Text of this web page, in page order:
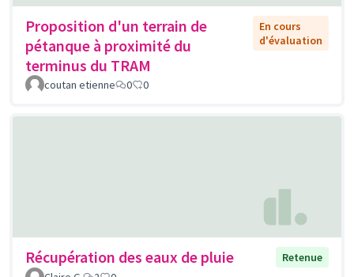
Proposition d'un terrain de
pétanque à proximité du
terminus du TRAM
En cours
d'évaluation
coutan etienne 0 0
Récupération des eaux de pluie
Retenue